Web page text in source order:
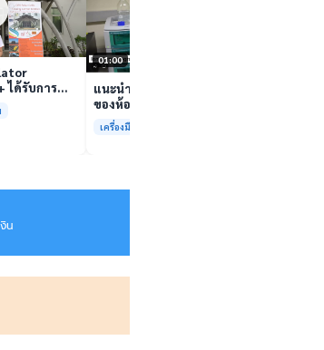
วิดีโอ
ได้รับการ
IEC17025
01:00
แนะนำเครื่องมือวิเคราะห์ทดสอบ
ของห้องปฏิบัติการกลางเพื่อการ
วิเคราะห์กระบวนการและสิ่ง
แวดล้อม สรบ.มจธ.
เครื่องมือและการวิเคราะห์ทดสอบ
น